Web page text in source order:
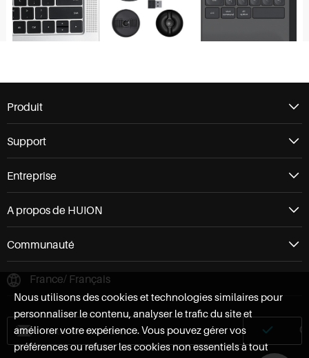
Produit
Support
Entreprise
A propos de HUION
Communauté
France/ Français
Nous utilisons des cookies et technologies similaires pour
personnaliser le contenu, analyser le trafic du site et
améliorer votre expérience. Vous pouvez gérer vos
préférences ou refuser les cookies non essentiels à tout